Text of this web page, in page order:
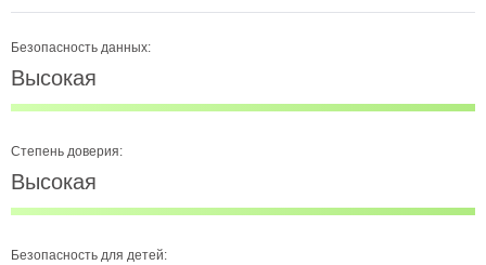
Безопасность данных:
Высокая
Степень доверия:
Высокая
Безопасность для детей: